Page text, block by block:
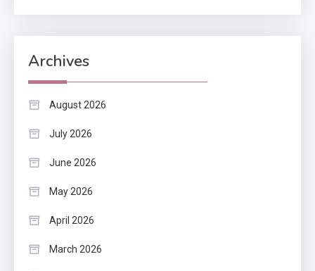
Archives
August 2026
July 2026
June 2026
May 2026
April 2026
March 2026